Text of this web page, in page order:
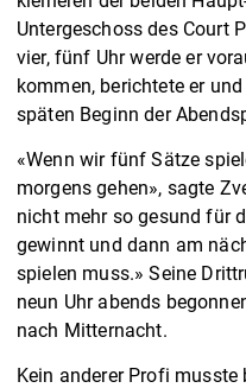
Untergeschoss des Court
vier, fünf Uhr werde er
kommen, berichtete er
späten Beginn der
«Wenn wir fünf Sätze
morgens gehen», sagte
nicht mehr so gesund für
gewinnt und dann am
spielen muss.» Seine
neun Uhr abends
nach Mitternacht.
Kein anderer Profi musste